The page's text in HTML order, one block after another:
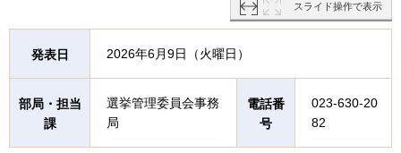
スライド操作で表示
発表日 2026年6月9日（火曜日）
部局・担当
課
選挙管理委員会事務
局
電話番
号
023-630-20
82